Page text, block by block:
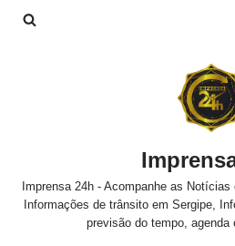
Imprensa 24h - Acompanhe as
Informações de trânsito em Sergipe,
previsão do tempo, agenda